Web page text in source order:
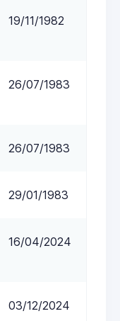
19/11/1982
26/07/1983
26/07/1983
29/01/1983
16/04/2024
03/12/2024